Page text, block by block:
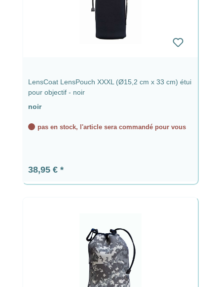
LensCoat LensPouch XXXL (Ø15,2 cm x 33 cm) étui
pour objectif - noir
noir
pas en stock, l'article sera commandé pour vous
Prix régulier :
38,95 €